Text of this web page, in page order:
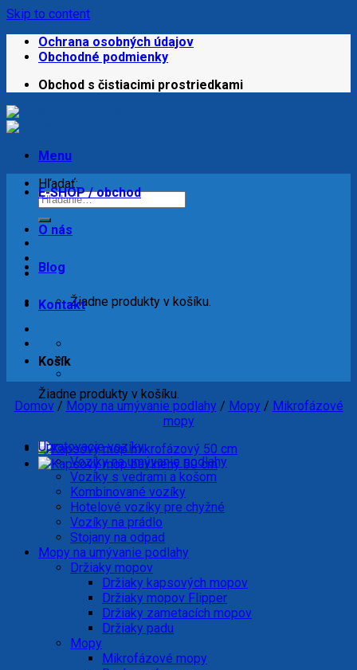
Skip to content
Ochrana osobných údajov
Obchodné podmienky
Obchod s čistiacimi prostriedkami
Menu
Hľadať:
Žiadne produkty v košíku.
Košík
Žiadne produkty v košíku.
E-SHOP / obchod
O nás
Blog
Kontakt
Domov / Mopy na umývanie podlahy / Mopy / Mikrofázové
mopy
Upratovacie vozíky
Vozíky na umývanie podlahy
Vozíky s vedrami a košom
Kombinované vozíky
Hotelové vozíky pre chyžné
Vozíky na prádlo
Stojany na odpad
Mopy na umývanie podlahy
Držiaky mopov
Držiaky kapsových mopov
Držiaky mopov Flipper
Držiaky zametacích mopov
Držiaky padu
Mopy
Mikrofázové mopy